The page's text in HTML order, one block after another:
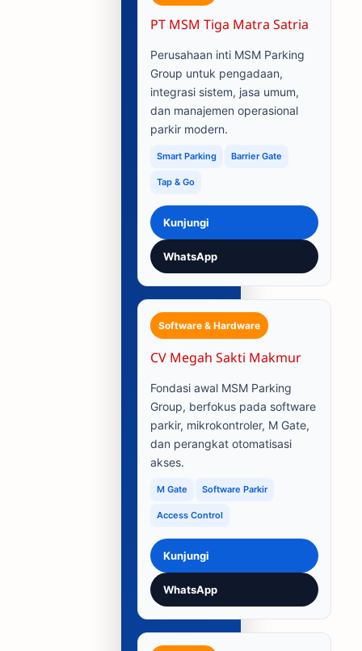
PT MSM Tiga Matra Satria
Perusahaan inti MSM Parking
Group untuk pengadaan,
integrasi sistem, jasa umum,
dan manajemen operasional
parkir modern.
Smart Parking Barrier Gate
Tap & Go
Kunjungi
WhatsApp
Software & Hardware
CV Megah Sakti Makmur
Fondasi awal MSM Parking
Group, berfokus pada software
parkir, mikrokontroler, M Gate,
dan perangkat otomatisasi
akses.
M Gate Software Parkir
Access Control
Kunjungi
WhatsApp